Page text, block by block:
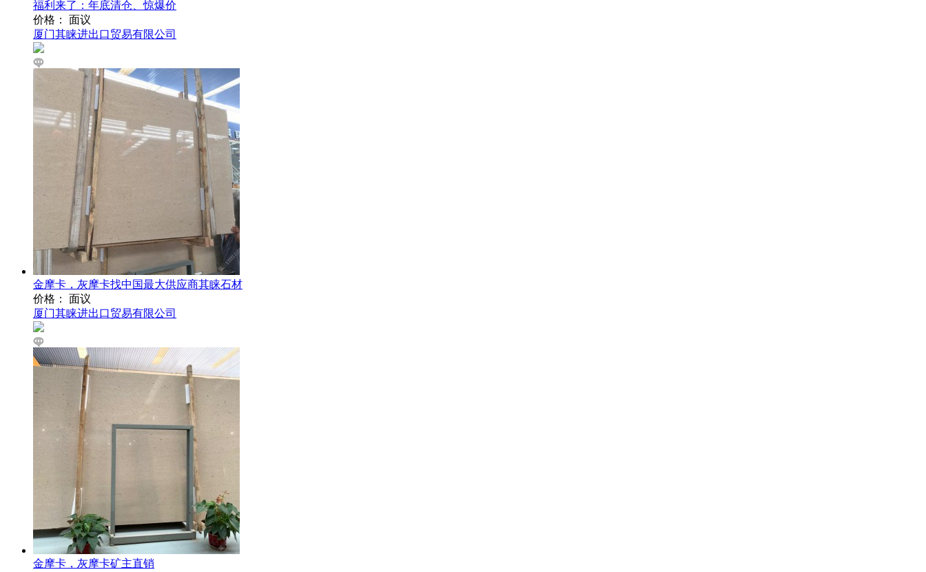
福利来了：年底清仓、惊爆价
价格： 面议
厦门其睐进出口贸易有限公司
金摩卡，灰摩卡找中国最大供应商其睐石材
价格： 面议
厦门其睐进出口贸易有限公司
金摩卡，灰摩卡矿主直销